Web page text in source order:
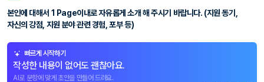
본인에 대해서 1 Page이내로 자유롭게 소개 해 주시기 바랍니다. (지원 동기,
자신의 강점, 지원 분야 관련 경험, 포부 등)
빠르게 시작하기
작성한 내용이 없어도 괜찮아요.
AI로 문항에 맞게 초안을 만들어 드려요.